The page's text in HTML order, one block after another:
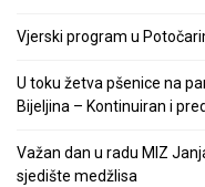
Vjerski program u
U toku žetva pšenice na
Bijeljina – Kontinuiran i
Važan dan u radu MIZ
sjedište medžlisa